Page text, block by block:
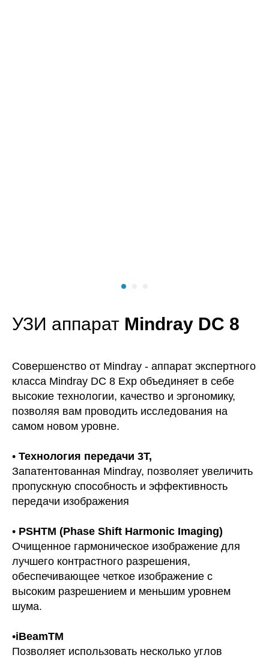
УЗИ аппарат Mindray DC 8
Совершенство от Mindray - аппарат экспертного
класса Mindray DC 8 Exp объединяет в себе
высокие технологии, качество и эргономику,
позволяя вам проводить исследования на
самом новом уровне.
• Технология передачи 3Т,
Запатентованная Mindray, позволяет увеличить
пропускную способность и эффективность
передачи изображения
• PSHTM (Phase Shift Harmonic Imaging)
Очищенное гармоническое изображение для
лучшего контрастного разрешения,
обеспечивающее четкое изображение с
высоким разрешением и меньшим уровнем
шума.
•iBeamTM
Позволяет использовать несколько углов